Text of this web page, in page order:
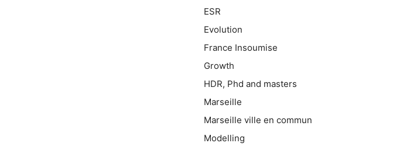
ESR
Evolution
France Insoumise
Growth
HDR, Phd and masters
Marseille
Marseille ville en commun
Modelling